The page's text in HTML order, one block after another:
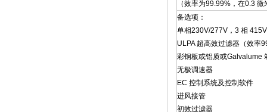
（效率为99.99%，在0.3 微
备选项：
单相230V/277V，3 相
ULPA 超高效过滤器（效率
彩钢板或铝质或Galvalume
无极调速器
EC 控制系统及控制软件
进风接管
初效过滤器